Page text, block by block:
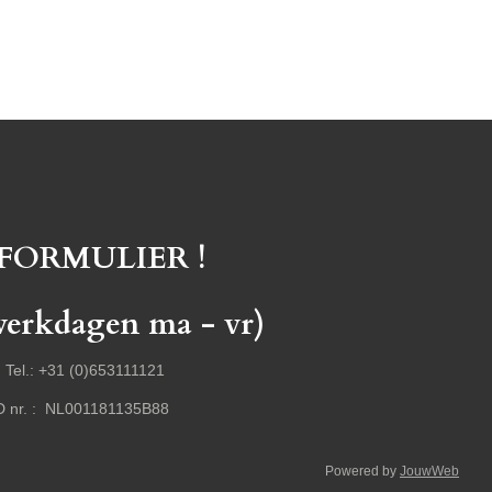
!
ma - vr)
+31 (0)653111121
Powered by JouwWeb